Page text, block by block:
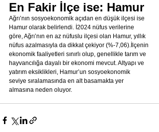
En Fakir İlçe ise: Hamur
Ağrı’nın sosyoekonomik açıdan en düşük ilçesi ise
Hamur olarak belirlendi. İ2024 nüfus verilerine
göre, Ağrı’nın en az nüfuslu ilçesi olan Hamur, yıllık
nüfus azalmasıyla da dikkat çekiyor (%-7,06).İlçenin
ekonomik faaliyetleri sınırlı olup, genellikle tarım ve
hayvancılığa dayalı bir ekonomi mevcut. Altyapı ve
yatırım eksiklikleri, Hamur’un sosyoekonomik
seviye sıralamasında en alt basamakta yer
almasına neden oluyor.